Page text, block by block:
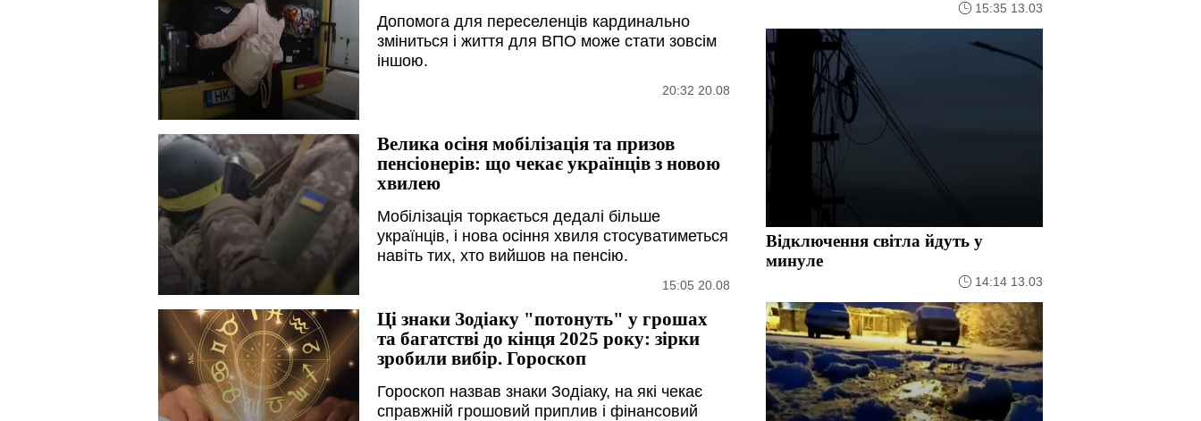
Допомога для переселенців кардинально
зміниться і життя для ВПО може стати зовсім
іншою.
20:32 20.08
Велика осіня мобілізація та призов
пенсіонерів: що чекає українців з новою
хвилею
Мобілізація торкається дедалі більше
українців, і нова осіння хвиля стосуватиметься
навіть тих, хто вийшов на пенсію.
15:05 20.08
Ці знаки Зодіаку "потонуть" у грошах
та багатстві до кінця 2025 року: зірки
зробили вибір. Гороскоп
Гороскоп назвав знаки Зодіаку, на які чекає
справжній грошовий приплив і фінансовий
15:35 13.03
Відключення світла йдуть у
минуле
14:14 13.03